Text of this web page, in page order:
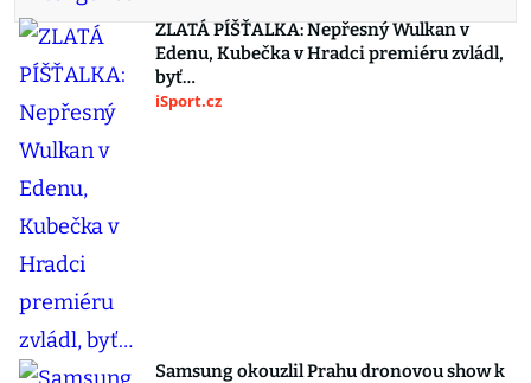
ZLATÁ PÍŠŤALKA: Nepřesný Wulkan v
Edenu, Kubečka v Hradci premiéru zvládl,
byť…
iSport.cz
Samsung okouzlil Prahu dronovou show k